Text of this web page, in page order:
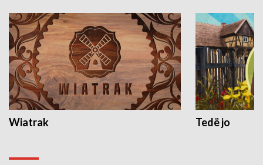
Wiatrak Tedë jo